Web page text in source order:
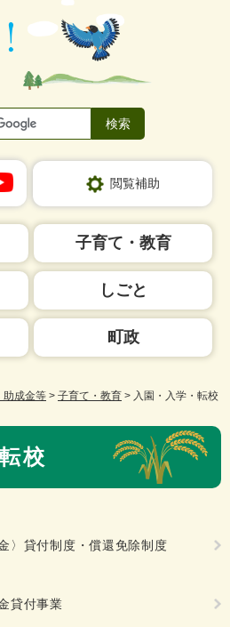
閲覧補助
子育て・教育
しごと
町政
助成金等 > 子育て・教育 > 入園・入学・転校
校
〉貸付制度・償還免除制度
貸付事業